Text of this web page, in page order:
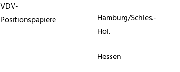
VDV-
Positionspapiere
Hamburg/Schles.-
Hol.
Hessen